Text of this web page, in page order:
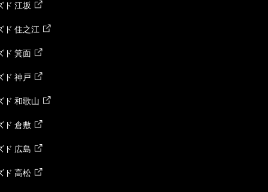
ド 江坂
ド 住之江
ド 箕面
ド 神戸
ド 和歌山
ド 倉敷
ド 広島
ド 高松